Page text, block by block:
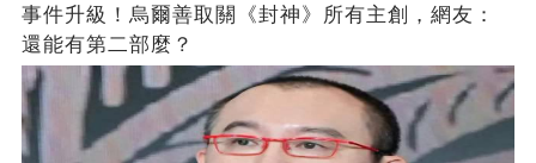
事件升級！烏爾善取關《封神》所有主創，網友：
還能有第二部麼？